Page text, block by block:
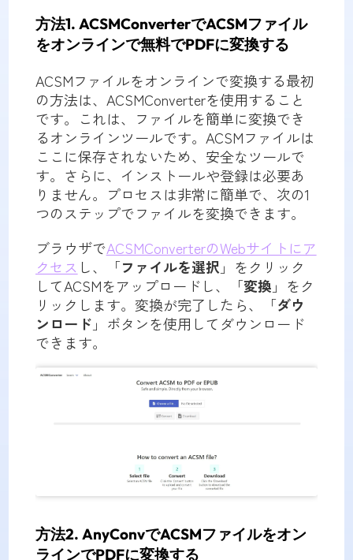
方法1. ACSMConverterでACSMファイル
をオンラインで無料でPDFに変換する
ACSMファイルをオンラインで変換する最初
の方法は、ACSMConverterを使用すること
です。これは、ファイルを簡単に変換でき
るオンラインツールです。ACSMファイルは
ここに保存されないため、安全なツールで
す。さらに、インストールや登録は必要あ
りません。プロセスは非常に簡単で、次の1
つのステップでファイルを変換できます。
ブラウザでACSMConverterのWebサイトにア
クセス し、「ファイルを選択 」をクリック
してACSMをアップロードし、「変換 」をク
リックします。変換が完了したら、「ダウ
ンロード 」ボタンを使用してダウンロード
できます。
方法2. AnyConvでACSMファイルをオン
ラインでPDFに変換する